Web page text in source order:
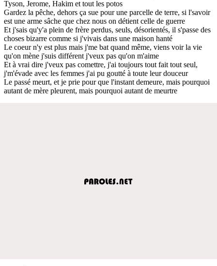
Tyson, Jerome, Hakim et tout les potos
Gardez la pêche, dehors ça sue pour une parcelle de terre, si l'savoir
est une arme sâche que chez nous on détient celle de guerre
Et j'sais qu'y'a plein de frère perdus, seuls, désorientés, il s'passe des
choses bizarre comme si j'vivais dans une maison hanté
Le coeur n'y est plus mais j'me bat quand même, viens voir la vie
qu'on mène j'suis différent j'veux pas qu'on m'aime
Et à vrai dire j'veux pas comettre, j'ai toujours tout fait tout seul,
j'm'évade avec les femmes j'ai pu goutté à toute leur douceur
Le passé meurt, et je prie pour que l'instant demeure, mais pourquoi
autant de mère pleurent, mais pourquoi autant de meurtre